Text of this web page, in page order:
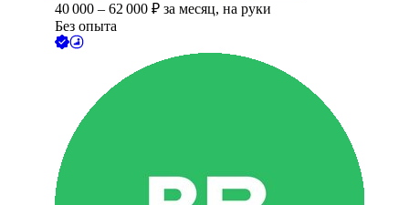
40 000 – 62 000 ₽ за месяц, на руки
Без опыта